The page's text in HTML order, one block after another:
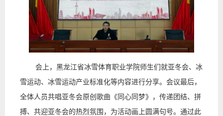
会上，黑龙江省冰雪体育职业学院师生们就亚冬会、冰
雪运动、冰雪运动产业标准化等内容进行分享。会议最后，
全体人员共唱亚冬会原创歌曲《同心同梦》，传递团结、拼
搏、共迎亚冬会的热烈氛围，为活动画上圆满句号。 通过此